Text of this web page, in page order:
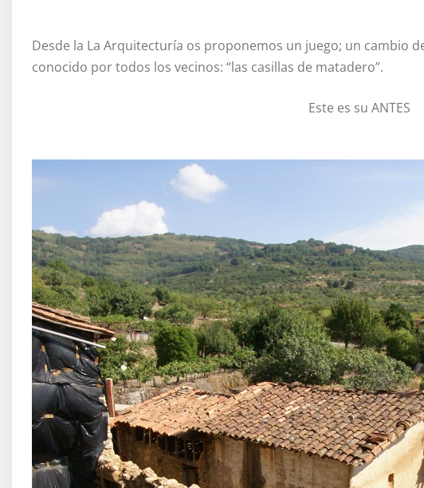
Desde la La Arquitecturía os proponemos un juego; un cambio
conocido por todos los vecinos: “las casillas de matadero”.
Este es su ANTES